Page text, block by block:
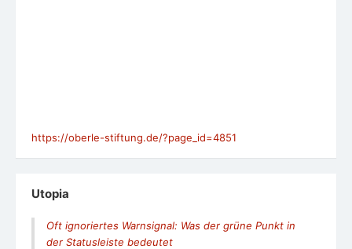
https://oberle-stiftung.de/?page_id=4851
Utopia
Oft ignoriertes Warnsignal: Was der grüne Punkt in
der Statusleiste bedeutet